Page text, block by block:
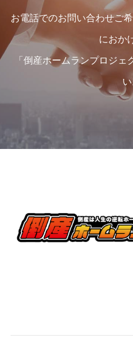
お電話でのお問い合わせご
におか
「倒産ホームランプロジ